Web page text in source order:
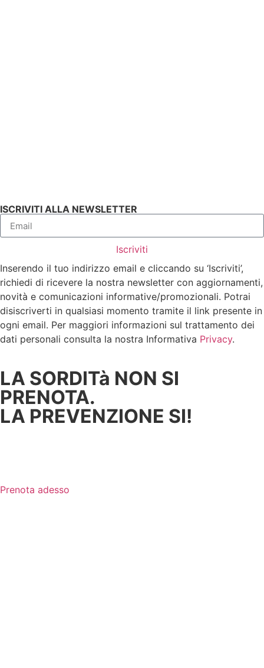
ISCRIVITI ALLA NEWSLETTER
Iscriviti
Inserendo il tuo indirizzo email e cliccando su ‘Iscriviti’,
richiedi di ricevere la nostra newsletter con aggiornamenti,
novità e comunicazioni informative/promozionali. Potrai
disiscriverti in qualsiasi momento tramite il link presente in
ogni email. Per maggiori informazioni sul trattamento dei
dati personali consulta la nostra Informativa Privacy.
LA SORDITà NON SI
PRENOTA.
LA PREVENZIONE SI!
Prenota adesso